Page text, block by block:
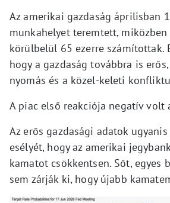
Az amerikai gazdaság áprilisban
munkahelyet teremtett, miközben
körülbelül 65 ezerre számítottak.
hogy a gazdaság továbbra is
nyomás és a közel-keleti
A piac első reakciója negatív volt
Az erős gazdasági adatok
esélyét, hogy az amerikai
kamatot csökkentsen. Sőt, egyes
sem zárják ki, hogy újabb